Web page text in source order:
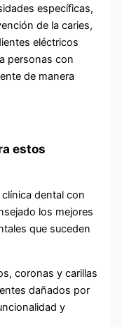
específicas,
de la caries,
eléctricos
personas con
de manera
estos
clínica dental con
los mejores
que suceden
coronas y carillas
dañados por
y